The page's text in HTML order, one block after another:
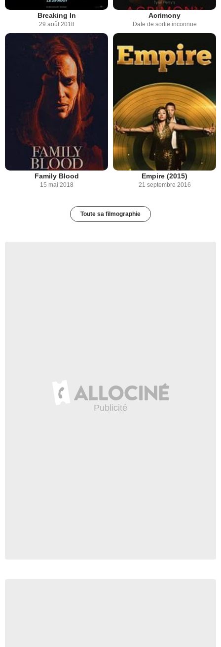
Breaking In
29 août 2018
Acrimony
Date de sortie inconnue
Family Blood
15 mai 2018
Empire (2015)
21 septembre 2016
Toute sa filmographie